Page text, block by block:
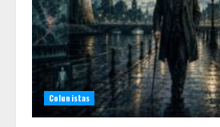
Colunistas